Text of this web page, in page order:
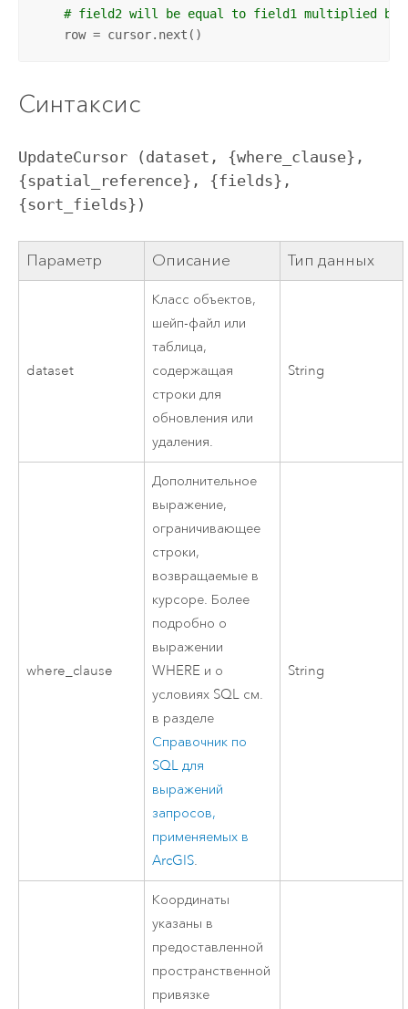
# field2 will be equal to field1 multiplied by
    row = cursor.next()
Синтаксис
UpdateCursor (dataset, {where_clause},
{spatial_reference}, {fields},
{sort_fields})
Параметр Описание Тип данных
dataset
Класс объектов,
шейп-файл или
таблица,
содержащая
строки для
обновления или
удаления.
String
where_clause
Дополнительное
выражение,
ограничивающее
строки,
возвращаемые в
курсоре. Более
подробно о
выражении
WHERE и о
условиях SQL см.
в разделе
Справочник по
SQL для
выражений
запросов,
применяемых в
ArcGIS.
String
Координаты
указаны в
предоставленной
пространственной
привязке